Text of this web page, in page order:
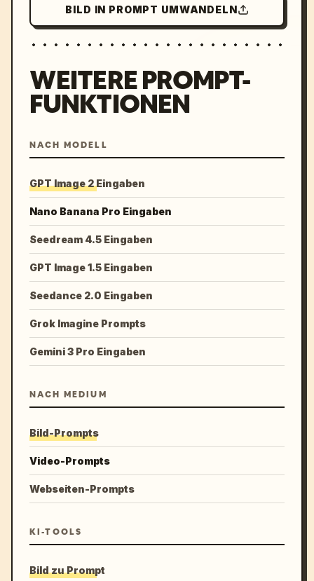
BILD IN PROMPT UMWANDELN
WEITERE PROMPT-
FUNKTIONEN
NACH MODELL
GPT Image 2 Eingaben
Nano Banana Pro Eingaben
Seedream 4.5 Eingaben
GPT Image 1.5 Eingaben
Seedance 2.0 Eingaben
Grok Imagine Prompts
Gemini 3 Pro Eingaben
NACH MEDIUM
Bild-Prompts
Video-Prompts
Webseiten-Prompts
KI-TOOLS
Bild zu Prompt